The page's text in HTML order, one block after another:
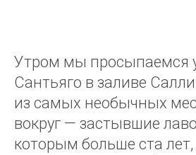
Утром мы просыпаемся
Сантьяго в заливе
из самых необычных
вокруг — застывшие
которым больше ста